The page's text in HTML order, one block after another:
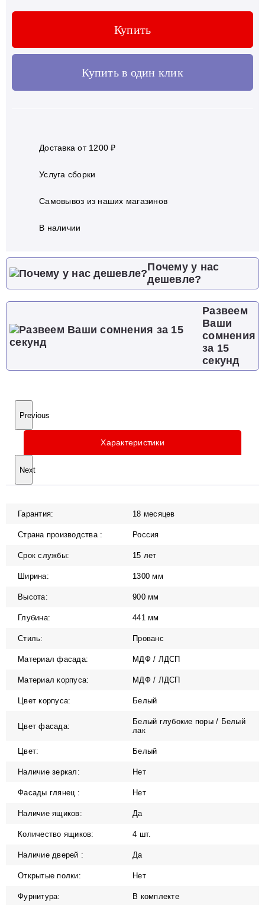
Купить
Купить в один клик
Доставка от 1200 ₽
Услуга сборки
Самовывоз из наших магазинов
В наличии
Почему у нас
дешевле?
Развеем
Ваши
сомнения
за 15
секунд
Previous
Характеристики
Next
Гарантия: 18 месяцев
Страна производства : Россия
Срок службы: 15 лет
Ширина: 1300 мм
Высота: 900 мм
Глубина: 441 мм
Стиль: Прованс
Материал фасада: МДФ / ЛДСП
Материал корпуса: МДФ / ЛДСП
Цвет корпуса: Белый
Цвет фасада:
Белый глубокие поры / Белый
лак
Цвет: Белый
Наличие зеркал: Нет
Фасады глянец : Нет
Наличие ящиков: Да
Количество ящиков: 4 шт.
Наличие дверей : Да
Открытые полки: Нет
Фурнитура: В комплекте